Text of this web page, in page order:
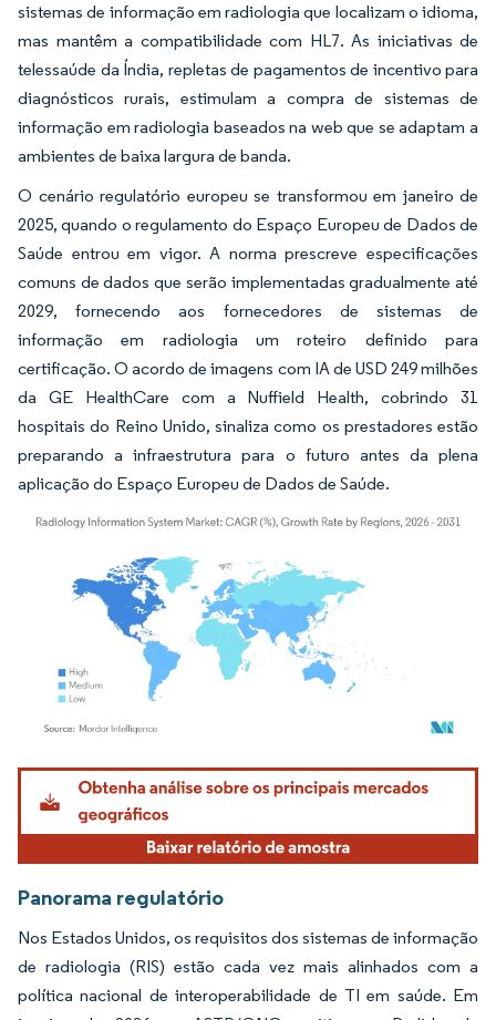
sistemas de informação em radiologia que localizam o idioma,
mas mantêm a compatibilidade com HL7. As iniciativas de
telessaúde da Índia, repletas de pagamentos de incentivo para
diagnósticos rurais, estimulam a compra de sistemas de
informação em radiologia baseados na web que se adaptam a
ambientes de baixa largura de banda.
O cenário regulatório europeu se transformou em janeiro de
2025, quando o regulamento do Espaço Europeu de Dados de
Saúde entrou em vigor. A norma prescreve especificações
comuns de dados que serão implementadas gradualmente até
2029, fornecendo aos fornecedores de sistemas de
informação em radiologia um roteiro definido para
certificação. O acordo de imagens com IA de USD 249 milhões
da GE HealthCare com a Nuffield Health, cobrindo 31
hospitais do Reino Unido, sinaliza como os prestadores estão
preparando a infraestrutura para o futuro antes da plena
aplicação do Espaço Europeu de Dados de Saúde.
Imagem © Mordor Intelligence. O reuso requer atribuição conforme CC BY 4.0.
Panorama regulatório
Nos Estados Unidos, os requisitos dos sistemas de informação
de radiologia (RIS) estão cada vez mais alinhados com a
política nacional de interoperabilidade de TI em saúde. Em